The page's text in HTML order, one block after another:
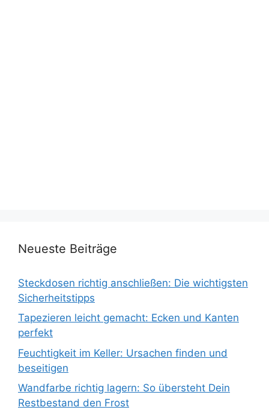
Neueste Beiträge
Steckdosen richtig anschließen: Die wichtigsten
Sicherheitstipps
Tapezieren leicht gemacht: Ecken und Kanten
perfekt
Feuchtigkeit im Keller: Ursachen finden und
beseitigen
Wandfarbe richtig lagern: So übersteht Dein
Restbestand den Frost